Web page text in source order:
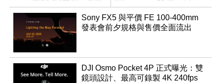
鏡
Sony FX5 與平價 FE 100-400mm
發表會前夕規格與售價全面流出
DJI Osmo Pocket 4P 正式曝光：雙
鏡頭設計、最高可錄製 4K 240fps